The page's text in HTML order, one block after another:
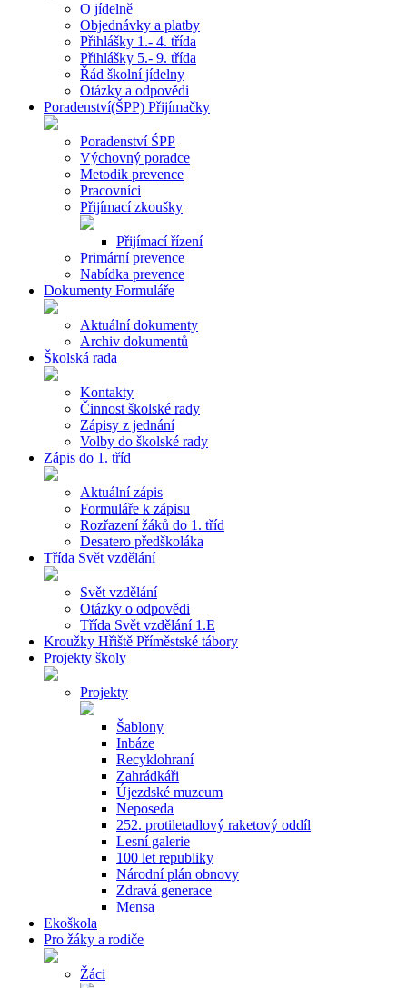
O jídelně
Objednávky a platby
Přihlášky 1.- 4. třída
Přihlášky 5.- 9. třída
Řád školní jídelny
Otázky a odpovědi
Poradenství(ŠPP) Přijímačky
Poradenství ŚPP
Výchovný poradce
Metodik prevence
Pracovníci
Přijímací zkoušky
Přijímací řízení
Primární prevence
Nabídka prevence
Dokumenty Formuláře
Aktuální dokumenty
Archiv dokumentů
Školská rada
Kontakty
Činnost školské rady
Zápisy z jednání
Volby do školské rady
Zápis do 1. tříd
Aktuální zápis
Formuláře k zápisu
Rozřazení žáků do 1. tříd
Desatero předškoláka
Třída Svět vzdělání
Svět vzdělání
Otázky o odpovědi
Třída Svět vzdělání 1.E
Kroužky Hřiště Příměstské tábory
Projekty školy
Projekty
Šablony
Inbáze
Recyklohraní
Zahrádkáři
Újezdské muzeum
Neposeda
252. protiletadlový raketový oddíl
Lesní galerie
100 let republiky
Národní plán obnovy
Zdravá generace
Mensa
Ekoškola
Pro žáky a rodiče
Žáci